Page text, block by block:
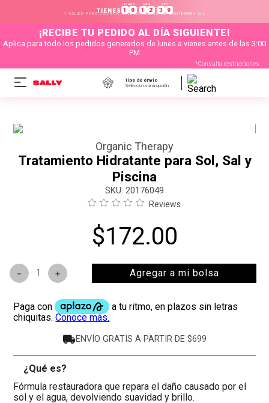
TIENES
HORAS
1 0 :
MIN
1 2 :
SEG
3 8
* VÁLIDO PARA CÓDIGOS SELECCIONADOS DE MONTERREY N.L
¡RECIBE TU PEDIDO AL DÍA SIGUIENTE!
Aplica para todo los pedidos generados de lunes a vienes antes de las 3:00
PM
*Consulta restricciones
Tipo de envío
Selecciona una opción
Organic Therapy
Tratamiento Hidratante para Sol, Sal y
Piscina
: 20176049
Reviews
$172.00
＋
－ Agregar a mi bolsa
ENVÍO GRATIS A PARTIR DE $699
¿Qué es?
Fórmula restauradora que repara el daño causado por el
sol y el agua, devolviendo suavidad y brillo.